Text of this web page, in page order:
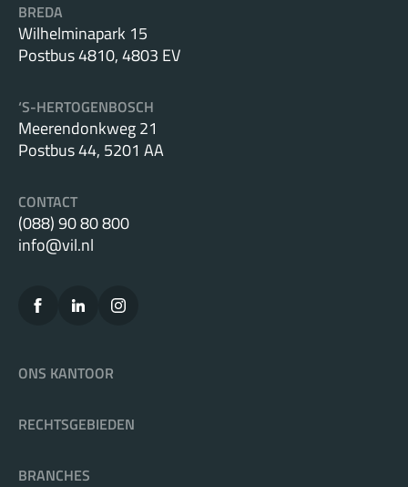
BREDA
Wilhelminapark 15
Postbus 4810, 4803 EV
‘S-HERTOGENBOSCH
Meerendonkweg 21
Postbus 44, 5201 AA
CONTACT
(088) 90 80 800
info@vil.nl
ONS KANTOOR
RECHTSGEBIEDEN
BRANCHES